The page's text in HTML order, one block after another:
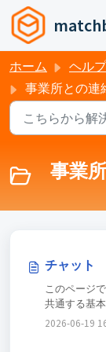
メインコンテン
ホーム ヘル
事業所との連
事業
チャット
このページ
共通する基本的な
トの送信手
2026-06-19